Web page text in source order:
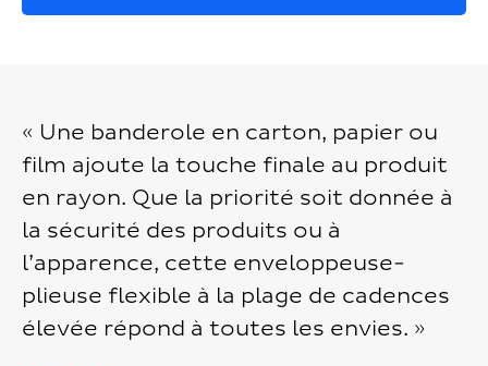
« Une banderole en carton, papier ou
film ajoute la touche finale au produit
en rayon. Que la priorité soit donnée à
la sécurité des produits ou à
l’apparence, cette enveloppeuse-
plieuse flexible à la plage de cadences
élevée répond à toutes les envies. »